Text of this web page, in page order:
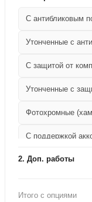
С антибликовым
Утонченные с
С защитой от
Фотохромные
С поддержкой
Прогрессивные
2. Доп. работы
Итого с опциями